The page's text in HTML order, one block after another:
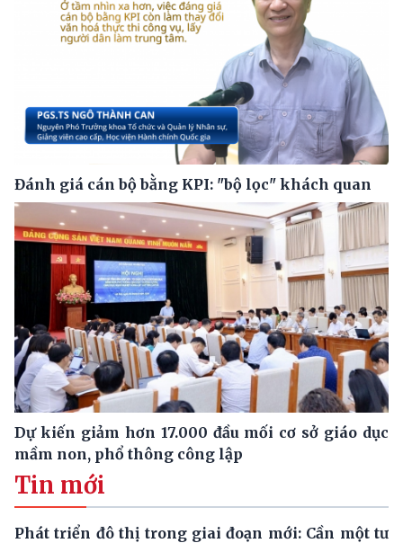
Đánh giá cán bộ bằng KPI: "bộ lọc" khách quan
Dự kiến giảm hơn 17.000 đầu mối cơ sở giáo dục
mầm non, phổ thông công lập
Tin mới
Phát triển đô thị trong giai đoạn mới: Cần một tư